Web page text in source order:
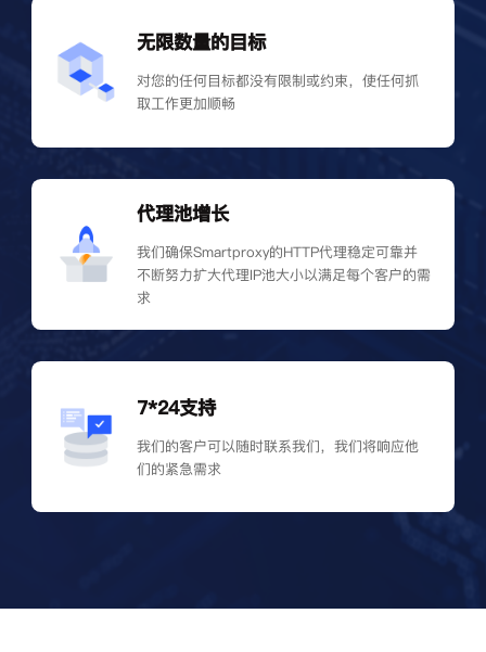
无限数量的目标
对您的任何目标都没有限制或约束，使任何抓
取工作更加顺畅
代理池增长
我们确保Smartproxy的HTTP代理稳定可靠并
不断努力扩大代理IP池大小以满足每个客户的需
求
7*24支持
我们的客户可以随时联系我们，我们将响应他
们的紧急需求